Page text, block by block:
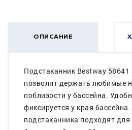
ОПИСАНИЕ
Подстаканник Bestway 58641
позволит держать любимые
поблизости у бассейна.
фиксируется у края
подстаканника подходят для